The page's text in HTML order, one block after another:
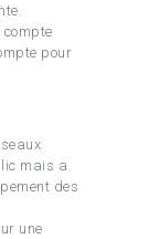
pour
mais a
des
une